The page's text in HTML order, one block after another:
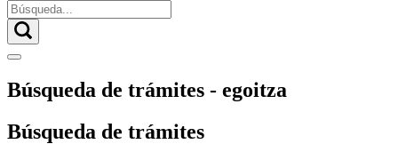
Búsqueda de trámites - egoitza
Búsqueda de trámites